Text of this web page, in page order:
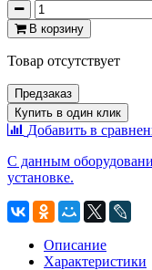
В корзину
Товар отсутствует
Предзаказ
Купить в один клик
Добавить в
С данным
установке.
Описание
Характеристики